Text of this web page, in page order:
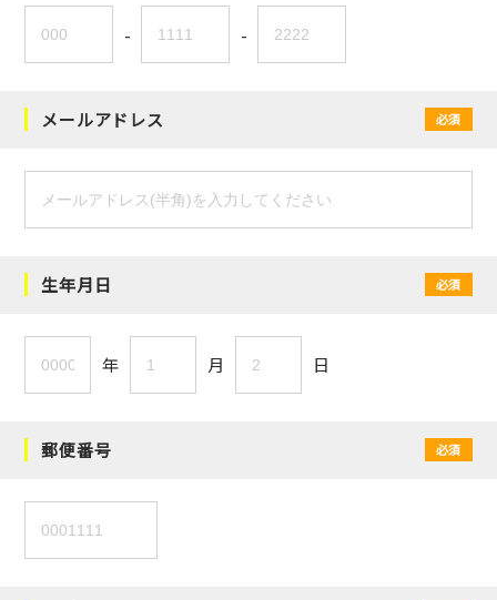
- -
メールアドレス 必須
生年月日 必須
年 月 日
郵便番号 必須